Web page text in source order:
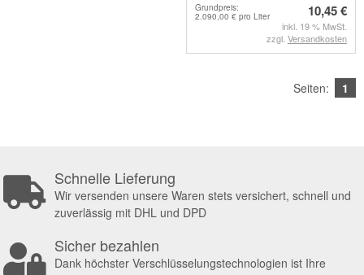
10,45 €
Grundpreis:
2.090,00 € pro Liter
inkl. 19 % MwSt.
zzgl. Versandkosten
Seiten: 1
Schnelle Lieferung
Wir versenden unsere Waren stets versichert, schnell und
zuverlässig mit DHL und DPD
Sicher bezahlen
Dank höchster Verschlüsselungstechnologien ist Ihre